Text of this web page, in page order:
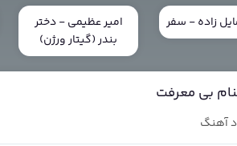
زاده - سفر
امیر عظیمی - دختر
بندر (گیتار ورژن)
بی معرفت
آهنگ